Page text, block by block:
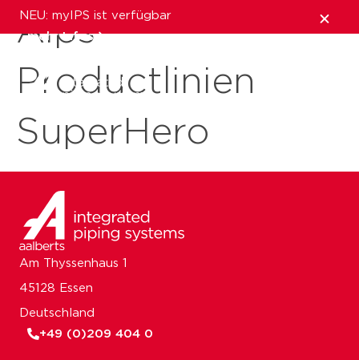
NEU: myIPS ist verfügbar
mehr Infos
schließen
Aips
Productlinien
SuperHero
Am Thyssenhaus 1
45128 Essen
Deutschland
+49 (0)209 404 0